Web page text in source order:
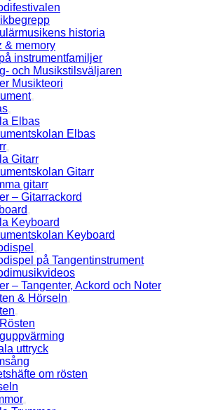
historia
& memory
instrumentfamiljer
och Musikstilsväljaren
Musikteori
Elbas
Elbas
Gitarr
Gitarr
gitarr
– Gitarrackord
Keyboard
Keyboard
på Tangentinstrument
– Tangenter, Ackord och Noter
& Hörseln
uttryck
om rösten